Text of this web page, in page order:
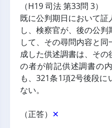
（H19 司法 第33問 3）
既に公判期日において
し、検察官が、後の公
して、その尋問内容と
成した供述調書は、そ
の者が前記供述調書の
も、321条1項2号後段に
ない。
（正答） ✕